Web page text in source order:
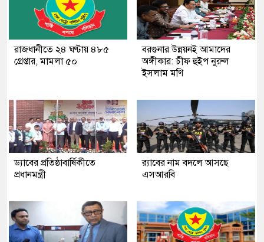
রাজধানীতে ২৪ ঘণ্টায় ৪৮৫
গ্রেপ্তার, মামলা ৫০
বরগুনার উন্নয়নই আমাদের
অঙ্গীকার: চীফ হুইপ নুরুল
ইসলাম মণি
ড্যাবের প্রতিষ্ঠাবার্ষিকীতে
প্রধানমন্ত্রী
র‍্যাবের নাম বদলে আসছে
এসআরবি